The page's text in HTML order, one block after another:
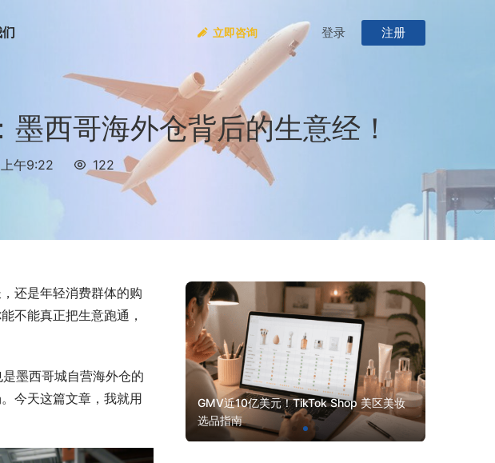
立即咨询 登录 注册
西哥海外仓背后的生意经！
午9:22 122
还是年轻消费群体的购
不能真正把生意跑通，
墨西哥城自营海外仓的
今天这篇文章，我就用
壹合向上｜壹合国际合伙人签约
GMV近10亿美元！TikTok Shop 美区美妆
选品指南